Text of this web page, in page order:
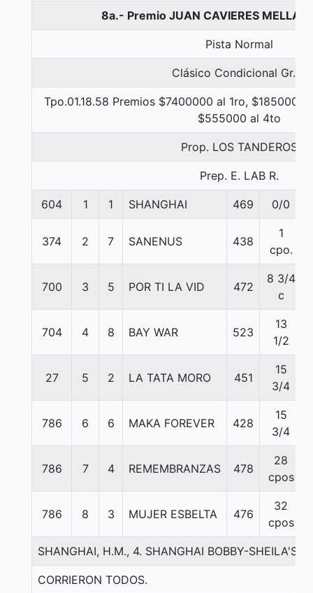
8a.- Premio JUAN CAVIERES MELLA,
Pista Normal
Clásico Condicional Gr. 3
Tpo.01.18.58 Premios $7400000 al 1ro,
$555000 al 4to
Prop. LOS TANDEROS
Prep. E. LAB R.
604 1 1 SHANGHAI 469 0/0
374 2 7 SANENUS 438
1
cpo.
700 3 5 POR TI LA VID 472
8 3/4
c
704 4 8 BAY WAR 523
13
1/2
27 5 2 LA TATA MORO 451
15
3/4
786 6 6 MAKA FOREVER 428
15
3/4
786 7 4 REMEMBRANZAS 478
28
cpos
786 8 3 MUJER ESBELTA 476
32
cpos
SHANGHAI, H.M., 4. SHANGHAI BOBBY-SHEILA'S
CORRIERON TODOS.